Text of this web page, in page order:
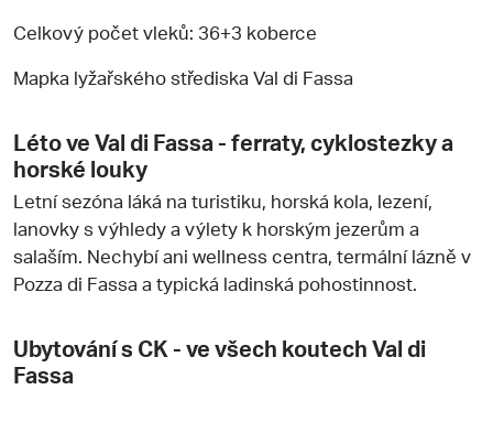
Celkový počet vleků: 36+3 koberce
Mapka lyžařského střediska Val di Fassa
Léto ve Val di Fassa - ferraty, cyklostezky a
horské louky
Letní sezóna láká na turistiku, horská kola, lezení,
lanovky s výhledy a výlety k horským jezerům a
salaším. Nechybí ani wellness centra, termální lázně v
Pozza di Fassa a typická ladinská pohostinnost.
Ubytování s CK - ve všech koutech Val di
Fassa